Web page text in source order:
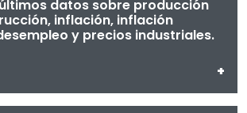
últimos datos sobre producción
inflación, inflación
y precios industriales.
+